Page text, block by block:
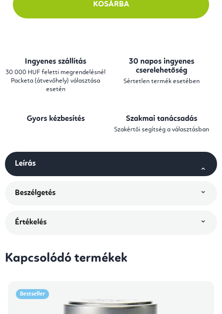
KOSÁRBA
Ingyenes szállítás
30 000 HUF feletti megrendelésnél
Packeta (átvevőhely) választása
esetén
30 napos ingyenes
cserelehetőség
Sértetlen termék esetében
Gyors kézbesítés Szakmai tanácsadás
Szakértői segítség a választásban
Leírás
Beszélgetés
Értékelés
Kapcsolódó termékek
Bestseller